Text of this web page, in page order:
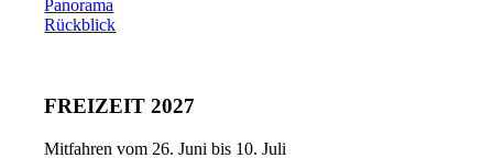
Panorama
Rückblick
FREIZEIT 2027
Mitfahren vom 26. Juni bis 10. Juli